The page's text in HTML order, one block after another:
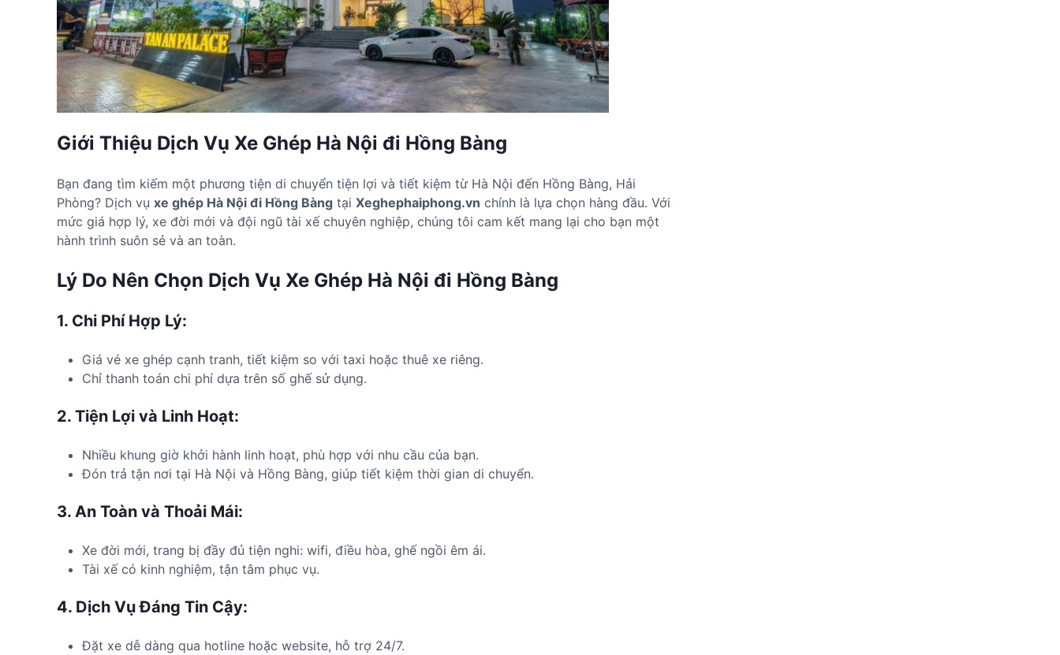
Giới Thiệu Dịch Vụ Xe Ghép Hà Nội đi Hồng Bàng
Bạn đang tìm kiếm một phương tiện di chuyển tiện lợi và tiết kiệm từ Hà Nội đến Hồng Bàng, Hải
Phòng? Dịch vụ xe ghép Hà Nội đi Hồng Bàng tại Xeghephaiphong.vn chính là lựa chọn hàng đầu. Với
mức giá hợp lý, xe đời mới và đội ngũ tài xế chuyên nghiệp, chúng tôi cam kết mang lại cho bạn một
hành trình suôn sẻ và an toàn.
Lý Do Nên Chọn Dịch Vụ Xe Ghép Hà Nội đi Hồng Bàng
1. Chi Phí Hợp Lý:
Giá vé xe ghép cạnh tranh, tiết kiệm so với taxi hoặc thuê xe riêng.
Chỉ thanh toán chi phí dựa trên số ghế sử dụng.
2. Tiện Lợi và Linh Hoạt:
Nhiều khung giờ khởi hành linh hoạt, phù hợp với nhu cầu của bạn.
Đón trả tận nơi tại Hà Nội và Hồng Bàng, giúp tiết kiệm thời gian di chuyển.
3. An Toàn và Thoải Mái:
Xe đời mới, trang bị đầy đủ tiện nghi: wifi, điều hòa, ghế ngồi êm ái.
Tài xế có kinh nghiệm, tận tâm phục vụ.
4. Dịch Vụ Đáng Tin Cậy:
Đặt xe dễ dàng qua hotline hoặc website, hỗ trợ 24/7.